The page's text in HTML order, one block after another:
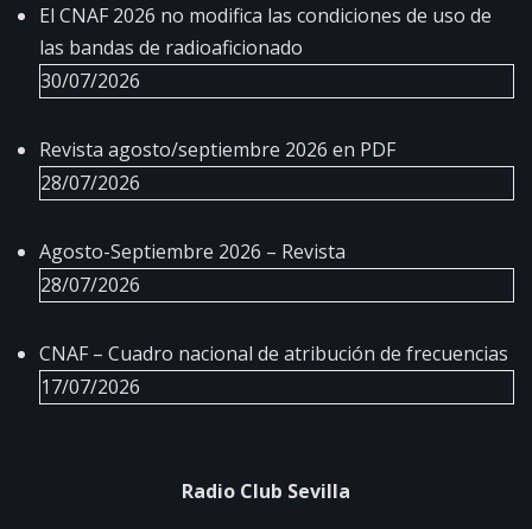
El CNAF 2026 no modifica las condiciones de uso de
las bandas de radioaficionado
30/07/2026
Revista agosto/septiembre 2026 en PDF
28/07/2026
Agosto-Septiembre 2026 – Revista
28/07/2026
CNAF – Cuadro nacional de atribución de frecuencias
17/07/2026
Radio Club Sevilla